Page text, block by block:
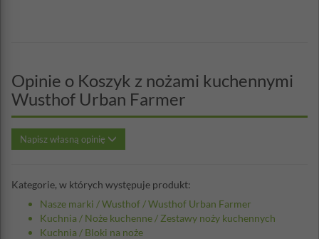
Opinie o Koszyk z nożami kuchennymi
Wusthof Urban Farmer
Napisz własną opinię
Kategorie, w których występuje produkt:
Nasze marki /Wusthof /Wusthof Urban Farmer
Kuchnia / Noże kuchenne / Zestawy noży kuchennych
Kuchnia / Bloki na noże